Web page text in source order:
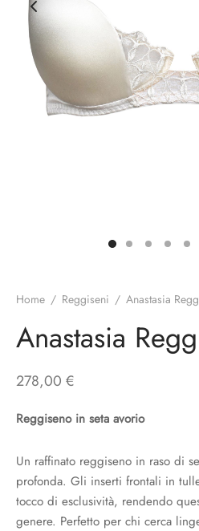
Home / Reggiseni / Anastasia
Anastasia
278,00 €
Reggiseno in seta avorio
Un raffinato reggiseno in raso di
profonda. Gli inserti frontali in
tocco di esclusività, rendendo
genere. Perfetto per chi cerca
sposa